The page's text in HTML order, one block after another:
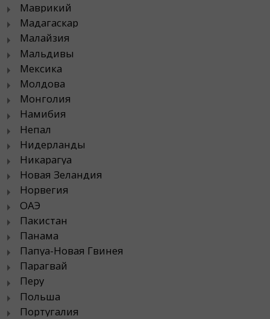
Маврикий
Мадагаскар
Малайзия
Мальдивы
Мексика
Молдова
Монголия
Намибия
Непал
Нидерланды
Никарагуа
Новая Зеландия
Норвегия
ОАЭ
Пакистан
Панама
Папуа-Новая Гвинея
Парагвай
Перу
Польша
Португалия